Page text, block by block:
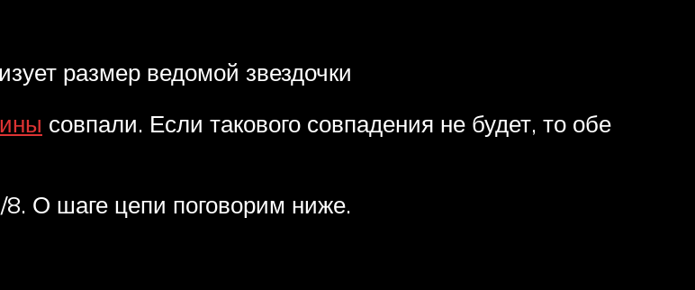
размер ведомой звездочки
совпали. Если такового совпадения не будет, то обе
О шаге цепи поговорим ниже.